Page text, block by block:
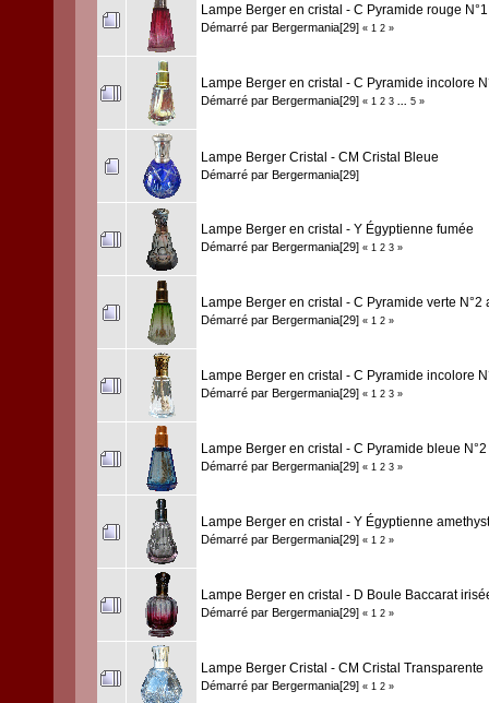
Lampe Berger en cristal - C Pyramide rouge
Démarré par Bergermania[29] « 1 2 »
Lampe Berger en cristal - C Pyramide incolore
Démarré par Bergermania[29] « 1 2 3 5 »
Lampe Berger Cristal - CM Cristal Bleue
Démarré par Bergermania[29]
Lampe Berger en cristal - Y Égyptienne fumée
Démarré par Bergermania[29] « 1 2 3 »
Lampe Berger en cristal - C Pyramide verte N°2
Démarré par Bergermania[29] « 1 2 »
Lampe Berger en cristal - C Pyramide incolore
Démarré par Bergermania[29] « 1 2 3 »
Lampe Berger en cristal - C Pyramide bleue
Démarré par Bergermania[29] « 1 2 3 »
Lampe Berger en cristal - Y Égyptienne
Démarré par Bergermania[29] « 1 2 »
Lampe Berger en cristal - D Boule Baccarat
Démarré par Bergermania[29] « 1 2 »
Lampe Berger Cristal - CM Cristal Transparente
Démarré par Bergermania[29] « 1 2 »